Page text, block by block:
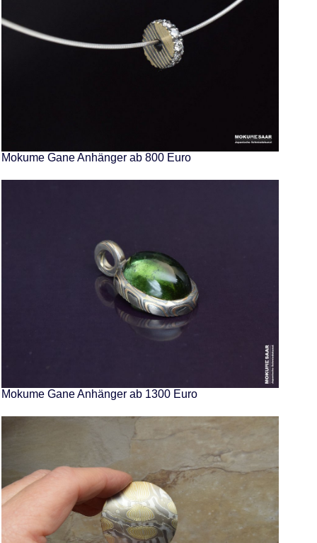
Mokume Gane Anhänger ab 800 Euro
Mokume Gane Anhänger ab 1300 Euro